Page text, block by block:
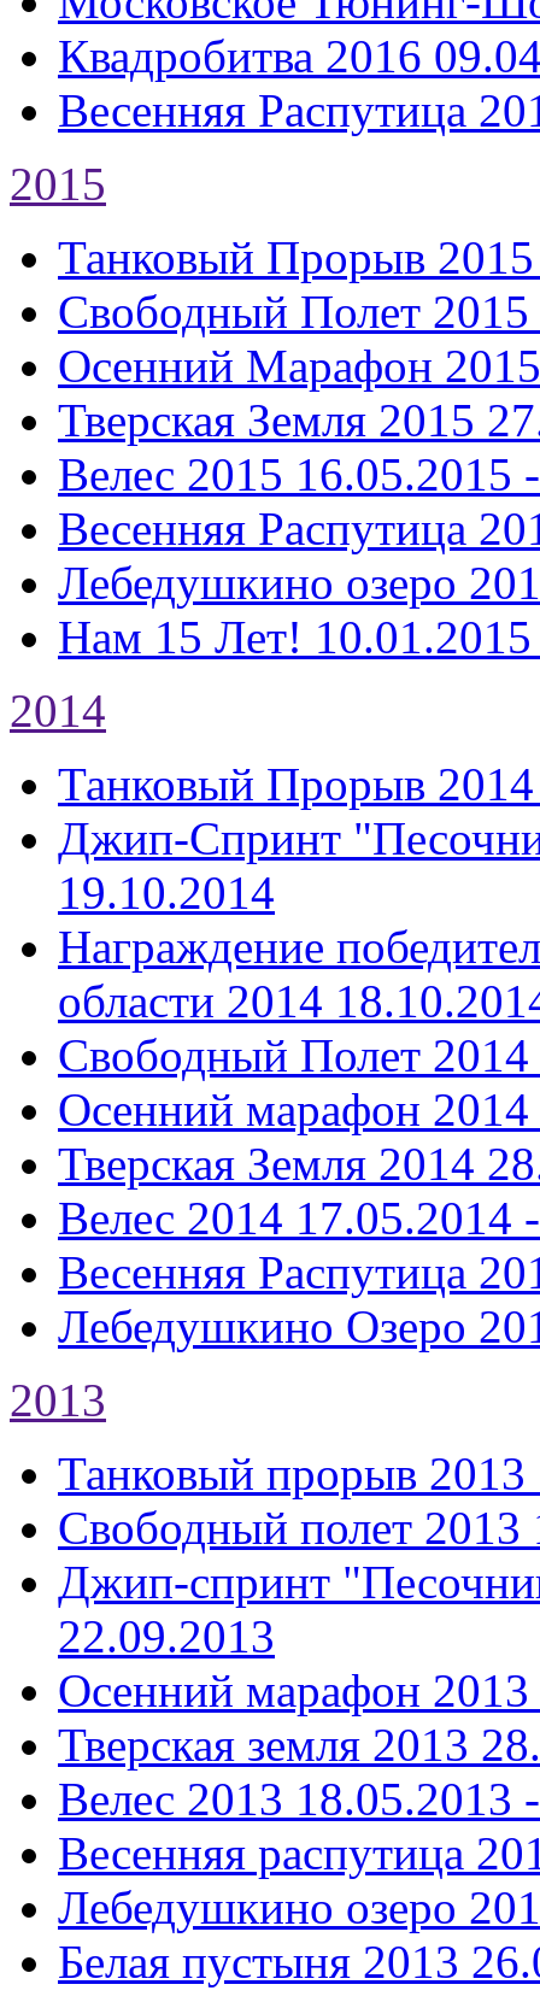
Квадробитва 2016
Весенняя Распутица
2015
Танковый Прорыв 2015
Свободный Полет 2015
Осенний Марафон 2015
Тверская Земля 2015
Велес 2015 16.05.2015
Весенняя Распутица
Лебедушкино озеро
Нам 15 Лет!
2014
Танковый Прорыв 2014
Джип-Спринт
19.10.2014
Награждение
области 2014
Свободный Полет 2014
Осенний марафон 2014
Тверская Земля 2014
Велес 2014 17.05.2014
Весенняя Распутица
Лебедушкино Озеро
2013
Танковый прорыв 2013
Свободный полет 2013
Джип-спринт
22.09.2013
Осенний марафон 2013
Тверская земля 2013
Велес 2013 18.05.2013
Весенняя распутица
Лебедушкино озеро
Белая пустыня 2013